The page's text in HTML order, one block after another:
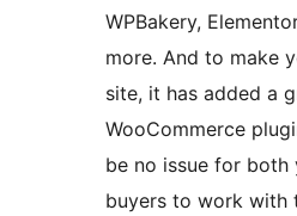
WPBakery,
more. And to make
site, it has added a
WooCommerce
be no issue for both
buyers to work with